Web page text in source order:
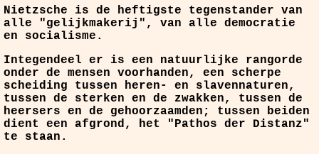
Nietzsche is de heftigste tegenstander van
alle "gelijkmakerij", van alle democratie
en socialisme.
Integendeel er is een natuurlijke rangorde
onder de mensen voorhanden, een scherpe
scheiding tussen heren- en slavennaturen,
tussen de sterken en de zwakken, tussen de
heersers en de gehoorzaamden; tussen beiden
dient een afgrond, het "Pathos der Distanz"
te staan.